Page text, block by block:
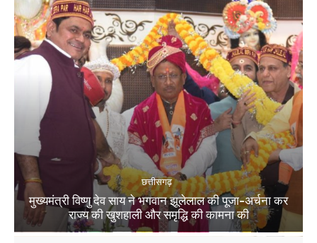
छत्तीसगढ़
मुख्यमंत्री विष्णु देव साय ने भगवान झूलेलाल की पूजा-अर्चना कर
राज्य की खुशहाली और समृद्धि की कामना की